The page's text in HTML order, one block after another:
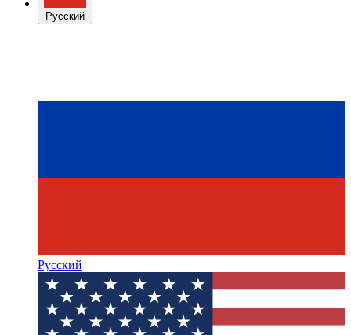
Русский
Русский